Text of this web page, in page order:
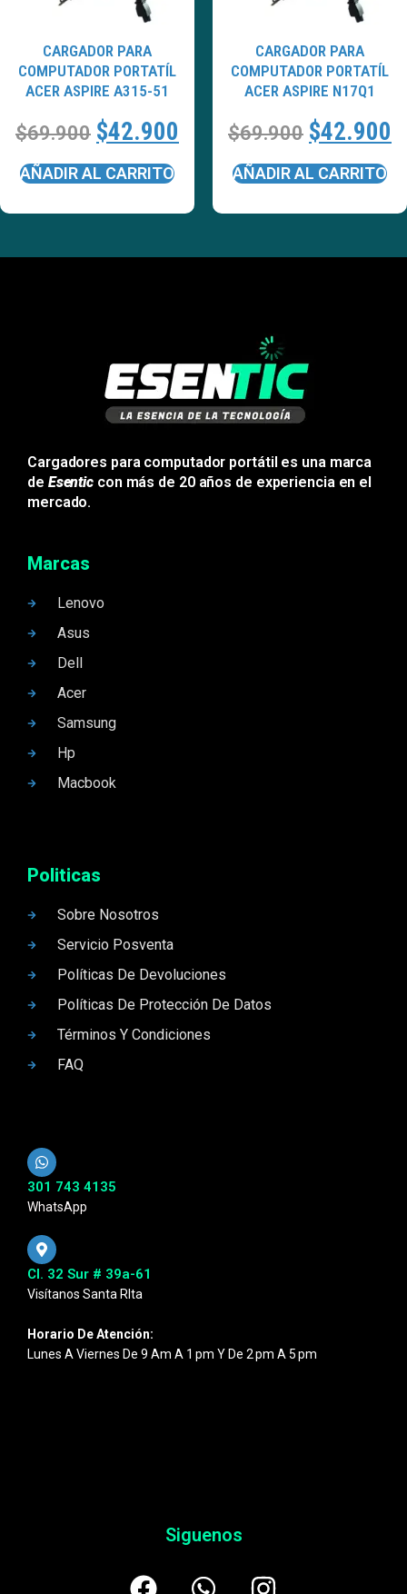
CARGADOR PARA
COMPUTADOR PORTATÍL
ACER ASPIRE A315-51
$69.900 $42.900
AÑADIR AL CARRITO
CARGADOR PARA
COMPUTADOR PORTATÍL
ACER ASPIRE N17Q1
$69.900 $42.900
AÑADIR AL CARRITO
Cargadores para computador portátil es una marca
de Esentic con más de 20 años de experiencia en el
mercado.
Marcas
Lenovo
Asus
Dell
Acer
Samsung
Hp
Macbook
Politicas
Sobre Nosotros
Servicio Posventa
Políticas De Devoluciones
Políticas De Protección De Datos
Términos Y Condiciones
FAQ
301 743 4135
WhatsApp
Cl. 32 Sur # 39a-61
Visítanos Santa RIta
Horario De Atención:
Lunes A Viernes De 9 Am A 1 Pm Y De 2 Pm A 5 Pm
Siguenos